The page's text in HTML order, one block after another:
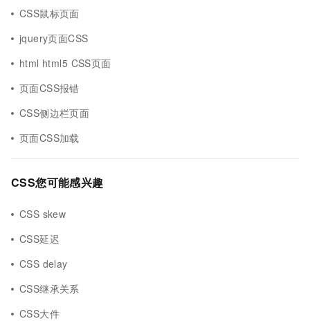
CSS鼠标页面
jquery页面CSS
html html5 CSS页面
页面CSS报错
CSS侧边栏页面
页面CSS加载
CSS您可能感兴趣
CSS skew
CSS延迟
CSS delay
CSS继承关系
CSS大件